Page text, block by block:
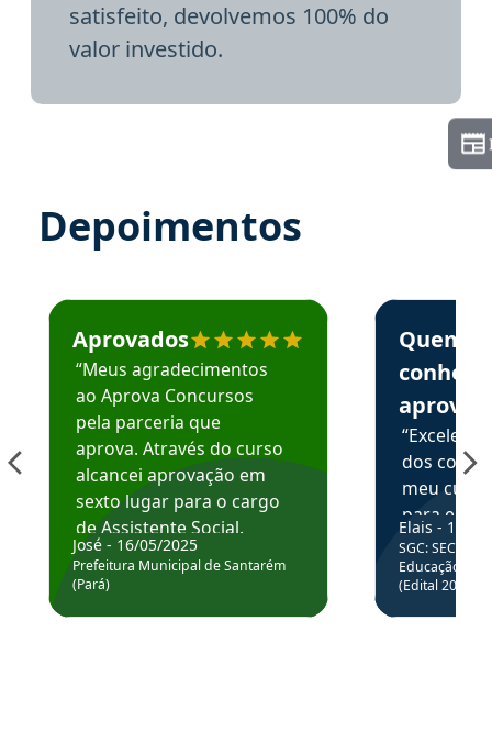
satisfeito, devolvemos 100% do
valor investido.
Depoimentos
Estudante José recomenda o Aprova Concursos em
Aprovados
“Meus agradecimentos
ao Aprova Concursos
pela parceria que
aprova. Através do curso
alcancei aprovação em
sexto lugar para o cargo
de Assistente Social.
Hoje estou atuando na
Prefeitura de Santarém.
José - 16/05/2025
Prefeitura Municipal de Santarém
(Pará)
Estudante
Quem
aprova
dos
meu
para
colocar
através
de
Elais - 15/
SGC: SEC BA
Educação
(Edital